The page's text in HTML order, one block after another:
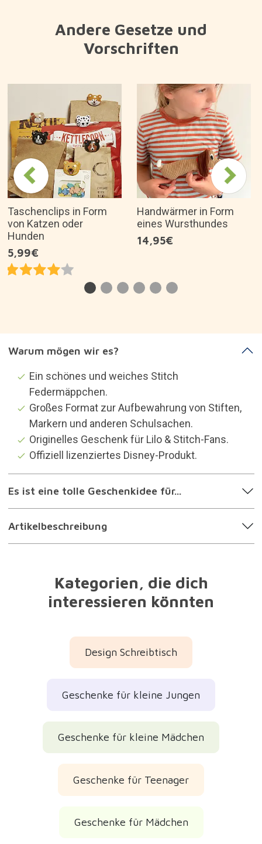
Andere Gesetze und
Vorschriften
Taschenclips in Form
von Katzen oder
Hunden
5,99€
Handwärmer in Form
eines Wursthundes
14,95€
Warum mögen wir es?
Ein schönes und weiches Stitch
Federmäppchen.
Großes Format zur Aufbewahrung von Stiften,
Markern und anderen Schulsachen.
Originelles Geschenk für Lilo & Stitch-Fans.
Offiziell lizenziertes Disney-Produkt.
Es ist eine tolle Geschenkidee für...
Artikelbeschreibung
Kategorien, die dich
interessieren könnten
Design Schreibtisch
Geschenke für kleine Jungen
Geschenke für kleine Mädchen
Geschenke für Teenager
Geschenke für Mädchen